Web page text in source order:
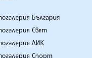
България
Свят
ЛИК
Спорт